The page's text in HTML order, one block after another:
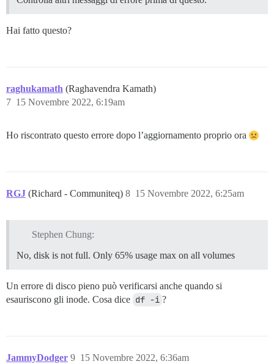
Hai fatto questo?
raghukamath (Raghavendra Kamath)
15 Novembre 2022, 6:19am
7
Ho riscontrato questo errore dopo l’aggiornamento proprio ora
RGJ (Richard - Communiteq) 15 Novembre 2022, 6:25am
8
Stephen Chung:
No, disk is not full. Only 65% usage max on all volumes
Un errore di disco pieno può verificarsi anche quando si
esauriscono gli inode. Cosa dice df -i ?
JammyDodger 15 Novembre 2022, 6:36am
9